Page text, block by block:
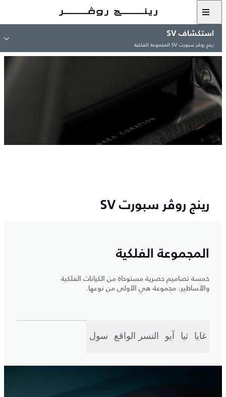
استكشاف SV
رينج روڤر سبورت SV المجموعة الفلكية
رينج روڤر سبورت SV
المجموعة الفلكية
خمسة تصاميم حصرية مستوحاة من الكيانات الفلكية
والأساطير. مجموعة هي الأولى من نوعها.
غايا ثيا آيو النسر الواقع سول